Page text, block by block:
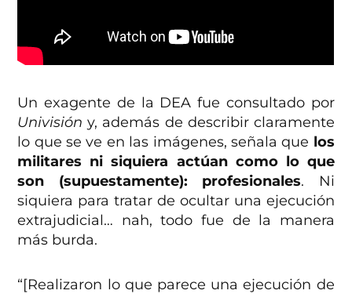
Un exagente de la DEA fue consultado por
Univisióny, además de describir claramente
lo que se ve en las imágenes, señala que los
militares ni siquiera actúan como lo que
son (supuestamente): profesionales. Ni
siquiera para tratar de ocultar una ejecución
extrajudicial… nah, todo fue de la manera
más burda.
“[Realizaron lo que parece una ejecución de